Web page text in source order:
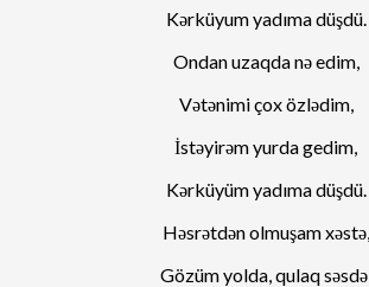
Kərküyum yadıma düşdü.
Ondan uzaqda nə edim,
Vətənimi çox özlədim,
İstəyirəm yurda gedim,
Kərküyüm yadıma düşdü.
Həsrətdən olmuşam xəstə,
Gözüm yolda, qulaq səsdə,